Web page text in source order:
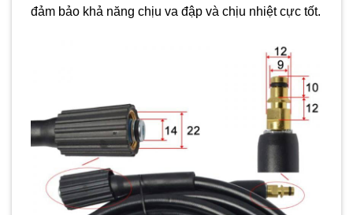
đảm bảo khả năng chịu va đập và chịu nhiệt cực tốt.